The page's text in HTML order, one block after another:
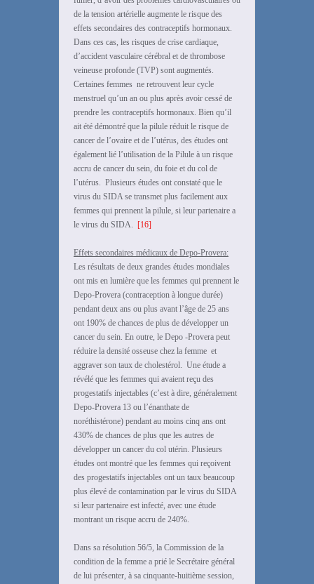
de la tension artérielle augmente le risque des
effets secondaires des contraceptifs hormonaux.
Dans ces cas, les risques de crise cardiaque,
d’accident vasculaire cérébral et de thrombose
veineuse profonde (TVP) sont augmentés.
Certaines femmes ne retrouvent leur cycle
menstruel qu’un an ou plus après avoir cessé de
prendre les contraceptifs hormonaux. Bien qu’il
ait été démontré que la pilule réduit le risque de
cancer de l’ovaire et de l’utérus, des études ont
également lié l’utilisation de la Pilule à un risque
accru de cancer du sein, du foie et du col de
l’utérus. Plusieurs études ont constaté que le
virus du SIDA se transmet plus facilement aux
femmes qui prennent la pilule, si leur partenaire a
le virus du SIDA. [16]
Effets secondaires médicaux de Depo-Provera:
Les résultats de deux grandes études mondiales
ont mis en lumière que les femmes qui prennent le
Depo-Provera (contraception à longue durée)
pendant deux ans ou plus avant l’âge de 25 ans
ont 190% de chances de plus de développer un
cancer du sein. En outre, le Depo -Provera peut
réduire la densité osseuse chez la femme et
aggraver son taux de cholestérol. Une étude a
révélé que les femmes qui avaient reçu des
progestatifs injectables (c’est à dire, généralement
Depo-Provera 13 ou l’énanthate de
noréthistérone) pendant au moins cinq ans ont
430% de chances de plus que les autres de
développer un cancer du col utérin. Plusieurs
études ont montré que les femmes qui reçoivent
des progestatifs injectables ont un taux beaucoup
plus élevé de contamination par le virus du SIDA
si leur partenaire est infecté, avec une étude
montrant un risque accru de 240%.
Dans sa résolution 56/5, la Commission de la
condition de la femme a prié le Secrétaire général
de lui présenter, à sa cinquante-huitième session,